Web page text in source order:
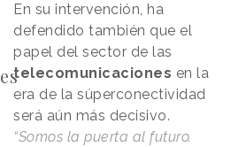
En su intervención, ha
defendido también que el
papel del sector de las
telecomunicaciones en la
era de la súperconectividad
será aún más decisivo.
“Somos la puerta al futuro.